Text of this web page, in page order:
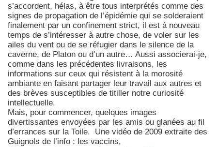
s’accordent, hélas, à être tous interprétés comme des
signes de propagation de l’épidémie qui se solderaient
finalement par un confinement strict, il est à nouveau
temps de s’intéresser à autre chose, de voler sur les
ailes du vent ou de se réfugier dans le silence de la
caverne, de Platon ou d’un autre… Aussi associerai-je,
comme dans les précédentes livraisons, les
informations sur ceux qui résistent à la morosité
ambiante en faisant partager leur travail aux autres et
des brèves susceptibles de titiller notre curiosité
intellectuelle.
Mais, pour commencer, quelques images
divertissantes envoyées par les amis ou glanées au fil
d’errances sur la Toile. Une vidéo de 2009 extraite des
Guignols de l’info : les vaccins,